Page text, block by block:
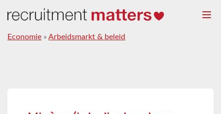
Economie » Arbeidsmarkt & beleid